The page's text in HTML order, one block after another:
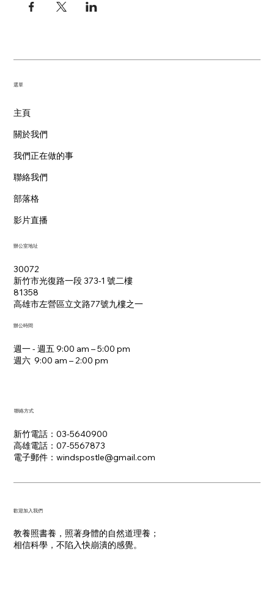
主頁
關於我們
我們正在做的事
聯絡我們
部落格
影片直播
​選單
辦公室地址
30072
新竹市光復路一段 373-1 號二樓
81358
​高雄市左營區立文路77號九樓之一
週一 - 週五 9:00 am – 5:00 pm
週六 9:00 am – 2:00 pm​
辦公時間
新竹電話：03-5640900
高雄電話：07-5567873
電子郵件：​windspostle@gmail.com
聯絡方式
​歡迎加入我們
教養照書養，照著身體的自然道理養；
​相信科學，不陷入快崩潰的感覺。